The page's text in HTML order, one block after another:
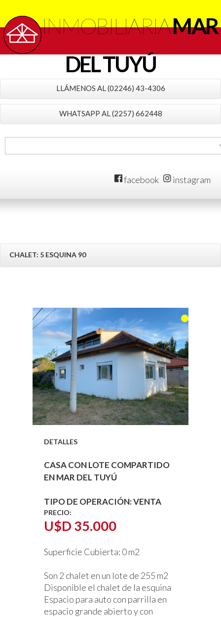
INMOBILIARIAMAR
DEL TUYÚ
LLÁMENOS AL (02246) 43-4306
WHATSAPP AL (2257) 662448
facebook instagram
CHALET: 5 ESQUINA 90
DETALLES
CASA CON LOTE COMPARTIDO
EN MAR DEL TUYÚ
TIPO DE OPERACIÓN:VENTA
PRECIO:
U$D 35.000
Superficie Cubierta: 0 m2
Son 2 chalet en un lote de 255 m2
Disponible el chalet de la esquina
Espacio para auto con parrilla en
espacio grande abierto y con